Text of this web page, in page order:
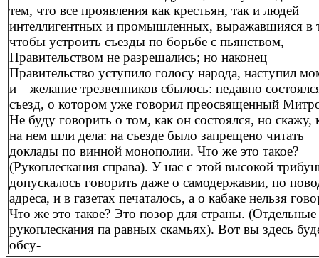
тем, что все проявления как крестьян, так и людей
интеллигентных и промышленных, выражавшияся в
чтобы устроить съезды по борьбе с пьянством,
Правительством не разрешались; но наконец
Правительство уступило голосу народа, наступил
и—желание трезвенников сбылось: недавно
съезд, о котором уже говорил преосвященный
Не буду говорить о том, как он состоялся, но скажу,
на нем шли дела: на съезде было запрещено читать
доклады по винной монополии. Что же это такое?
(Рукоплескания справа). У нас с этой высокой
допускалось говорить даже о самодержавии, по
адреса, и в газетах печаталось, а о кабаке нельзя
Что же это такое? Это позор для страны. (Отдельные
рукоплескания па равных скамьях). Вот вы здесь
обсу-